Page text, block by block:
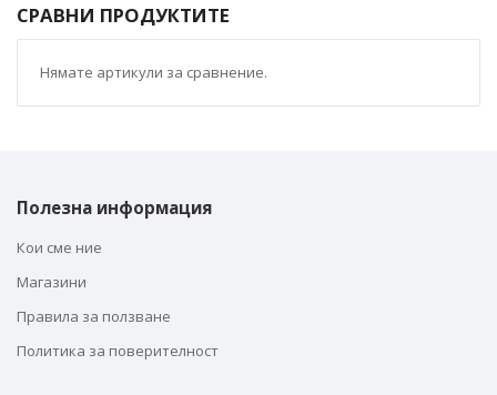
СРАВНИ ПРОДУКТИТЕ
Нямате артикули за сравнение.
Полезна информация
Кои сме ние
Магазини
Правила за ползване
Политика за поверителност